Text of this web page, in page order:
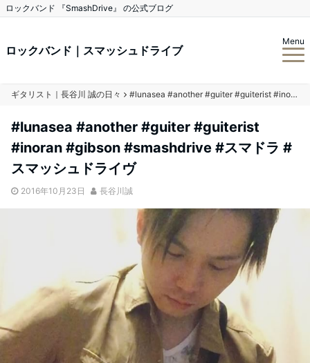
ロックバンド 『SmashDrive』 の公式ブログ
ロックバンド｜スマッシュドライブ
Menu
ギタリスト｜長谷川 誠の日々 #lunasea #another #guiter #guiterist #inoran #gibson #smashdrive #スマドラ #スマッシュドライヴ
#lunasea #another #guiter #guiterist
#inoran #gibson #smashdrive #スマドラ #
スマッシュドライヴ
2016年10月23日 長谷川誠